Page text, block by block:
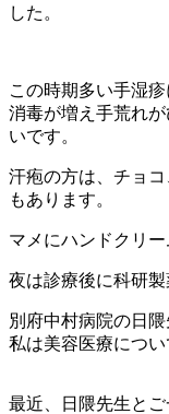
した。
この時期多い手湿
消毒が増え手荒れ
いです。
汗疱の方は、チョ
もあります。
マメにハンドクリ
夜は診療後に科研
別府中村病院の日
私は美容医療につい
最近、日隈先生と